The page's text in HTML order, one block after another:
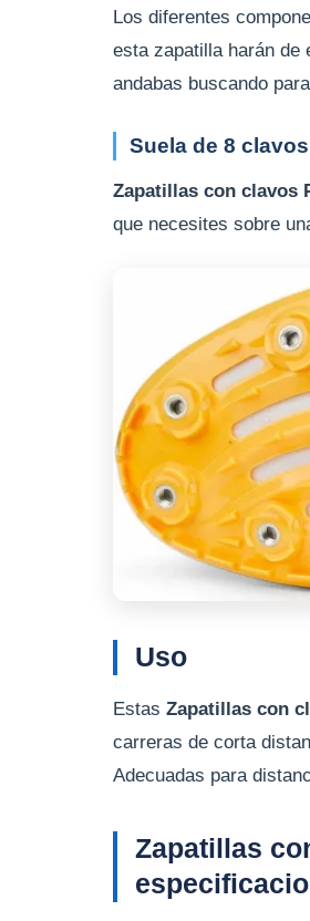
Los diferentes
esta zapatilla harán de
andabas buscando
Suela de 8 clavos
Zapatillas con clavos
que necesites sobre
Uso
Estas Zapatillas con
carreras de corta
Adecuadas para
Zapatillas